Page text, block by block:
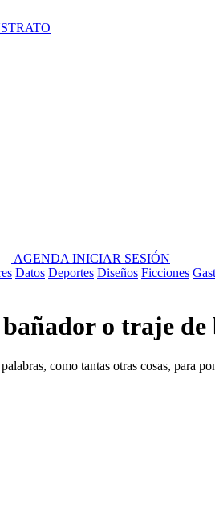
AGENDA INICIAR SESIÓN
Datos Deportes Diseños Ficciones
o traje de
como tantas otras cosas, para